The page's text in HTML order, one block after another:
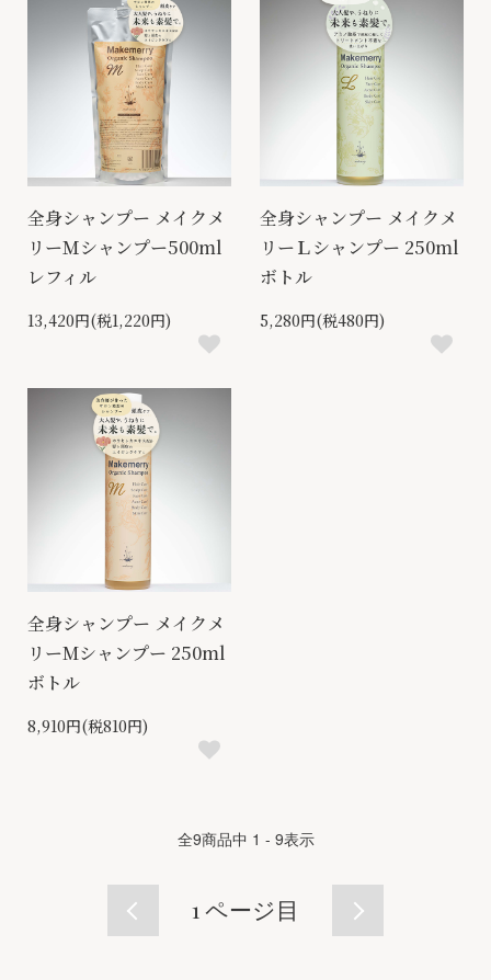
全身シャンプー メイクメ
リーＭシャンプー500ml
レフィル
13,420円(税1,220円)
全身シャンプー メイクメ
リーＬシャンプー 250ml
ボトル
5,280円(税480円)
全身シャンプー メイクメ
リーMシャンプー 250ml
ボトル
8,910円(税810円)
全9商品中 1 - 9表示
1 ページ目